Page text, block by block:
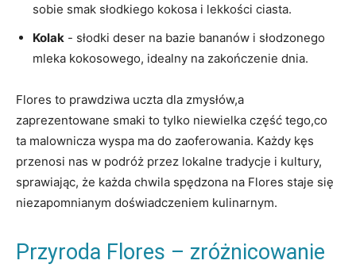
sobie smak słodkiego kokosa⁣ i​ lekkości ciasta.
Kolak -‌ słodki deser na bazie bananów i słodzonego
mleka ‌kokosowego, idealny na zakończenie dnia.
Flores to prawdziwa uczta dla zmysłów,a
zaprezentowane smaki to tylko niewielka część tego,co⁤
ta‍ malownicza wyspa ⁤ma do zaoferowania.‍ Każdy⁣ kęs
przenosi nas ‌w⁣ podróż przez lokalne tradycje i kultury,‍
sprawiając, że każda chwila‌ spędzona na Flores‌ staje ⁣się
niezapomnianym doświadczeniem⁢ kulinarnym.
Przyroda Flores – ⁤zróżnicowanie